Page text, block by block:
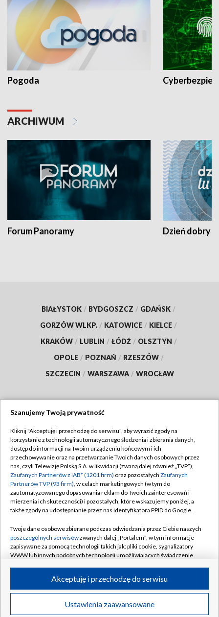
Pogoda
ARCHIWUM
Forum Panoramy Dzień dobry
BIAŁYSTOK / BYDGOSZCZ / GDAŃSK /
GORZÓW WLKP. / KATOWICE / KIELCE /
KRAKÓW / LUBLIN / ŁÓDŹ / OLSZTYN /
OPOLE / POZNAŃ / RZESZÓW /
SZCZECIN / WARSZAWA / WROCŁAW
TVP
Abonament TVP
Emisja w TVP
Centrum informacji TVP
Naziemna Telewizja Cyfrowa
Rada Programowa
System NOS
Informacje o nadawcy
Program dla prasy
Ogłoszenie przetargowe
Regulamin TVP
Polityka prywatności
Moje zgody
Pomoc
Kontakt
Kanały
©2026 Telewizja Polska S.A. w likwidacji
Szanujemy Twoją prywatność
Kliknij "Akceptuję i przechodzę do serwisu", aby wyrazić zgody na
korzystanie z technologii automatycznego śledzenia i zbierania danych,
dostęp do informacji na Twoim urządzeniu końcowym i ich
przechowywanie oraz na przetwarzanie Twoich danych osobowych przez
nas, czyli Telewizję Polską S.A. w likwidacji (zwaną dalej również „TVP”),
Zaufanych Partnerów z IAB* (1201 firm) oraz pozostałych Zaufanych
Partnerów TVP (93 firm), w celach marketingowych (w tym do
zautomatyzowanego dopasowania reklam do Twoich zainteresowań i
mierzenia ich skuteczności) i pozostałych, które wskazujemy poniżej, a
także zgody na udostępnianie przez nas identyfikatora PPID do Google.
Twoje dane osobowe zbierane podczas odwiedzania przez Ciebie naszych
poszczególnych serwisówzwanych dalej „Portalem”, w tym informacje
zapisywane za pomocą technologii takich jak: pliki cookie, sygnalizatory
WWW lub innych podobnych technologii umożliwiających świadczenie
ruchu w Internecie.
Twoje dane osobowe zbierane podczas odwiedzania przez Ciebie
poszczególnych serwisówna Portalu, takie jak adresy IP, identyfikatory
Ustawienia zaawansowane
Akceptuję i przechodzę do serwisu